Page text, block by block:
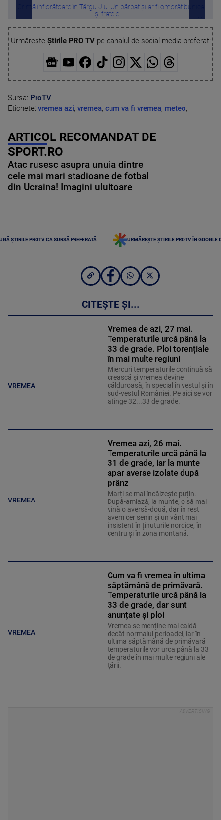
Crimă înfiorătoare în Târgu Jiu. Un bărbat și-ar fi omorât bunica
și fratele, ...
Urmărește Știrile PRO TVpe canalul de social media preferat:
Sursa: ProTV
Etichete: vremea azi, vremea, cum va fi vremea, meteo,
ARTICOL RECOMANDAT DE
SPORT.RO
Atac rusesc asupra unuia dintre
cele mai mari stadioane de fotbal
din Ucraina! Imagini uluitoare
ȘTIRILE PROTV CA SURSĂ PREFERATĂ URMĂREȘTE ȘTIRILE PROTV ÎN GOOGLE
CITEȘTE ȘI...
VREMEA
Vremea de azi, 27 mai.
Temperaturile urcă până la
33 de grade. Ploi torențiale
în mai multe regiuni
Miercuri temperaturile continuă să
crească și vremea devine
călduroasă, în special în vestul și în
sud-vestul României. Pe aici se vor
atinge 32...33 de grade.
VREMEA
Vremea azi, 26 mai.
Temperaturile urcă până la
31 de grade, iar la munte
apar averse izolate după
prânz
Marți se mai încălzește puțin.
După-amiază, la munte, o să mai
vină o aversă-două, dar în rest
avem cer senin și un vânt mai
insistent în ținuturile nordice, în
centru și în zona montană.
VREMEA
Cum va fi vremea în ultima
săptămână de primăvară.
Temperaturile urcă până la
33 de grade, dar sunt
anunțate și ploi
Vremea se menține mai caldă
decât normalul perioadei, iar în
ultima săptămână de primăvară
temperaturile vor urca până la 33
de grade în mai multe regiuni ale
țării.